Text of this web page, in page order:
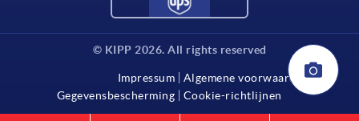
© KIPP 2026. All rights reserved
Impressum
Algemene voorwaarden
Gegevensbescherming
Cookie-richtlijnen